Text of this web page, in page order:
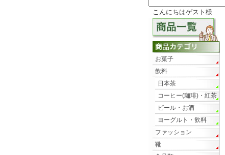
こんにちはゲスト様
お菓子
飲料
日本茶
コーヒー(珈琲)・紅茶
ビール・お酒
ヨーグルト・飲料
ファッション
靴